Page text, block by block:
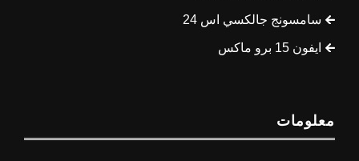
سامسونج جالكسي اس 24
ايفون 15 برو ماكس
معلومات